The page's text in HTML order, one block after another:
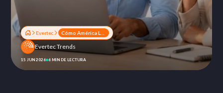
Evertec
Evertec Trends
15 JUN 2026 6 MIN DE LECTURA